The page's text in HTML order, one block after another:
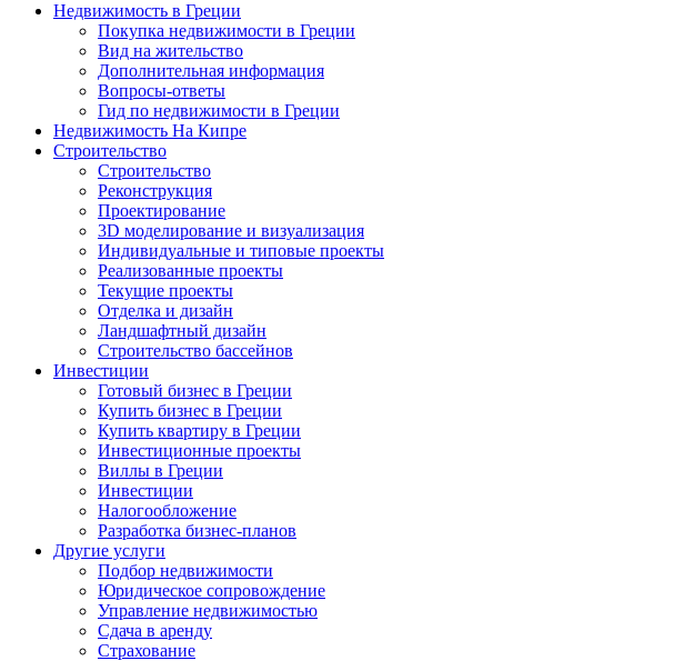
Недвижимость в Греции
Покупка недвижимости в Греции
Вид на жительство
Дополнительная информация
Вопросы-ответы
Гид по недвижимости в Греции
Недвижимость На Кипре
Строительство
Строительство
Реконструкция
Проектирование
3D моделирование и визуализация
Индивидуальные и типовые проекты
Реализованные проекты
Текущие проекты
Отделка и дизайн
Ландшафтный дизайн
Строительство бассейнов
Инвестиции
Готовый бизнес в Греции
Купить бизнес в Греции
Купить квартиру в Греции
Инвестиционные проекты
Виллы в Греции
Инвестиции
Налогообложение
Разработка бизнес-планов
Другие услуги
Подбор недвижимости
Юридическое сопровождение
Управление недвижимостью
Сдача в аренду
Страхование